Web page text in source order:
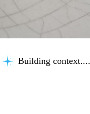
Building context...